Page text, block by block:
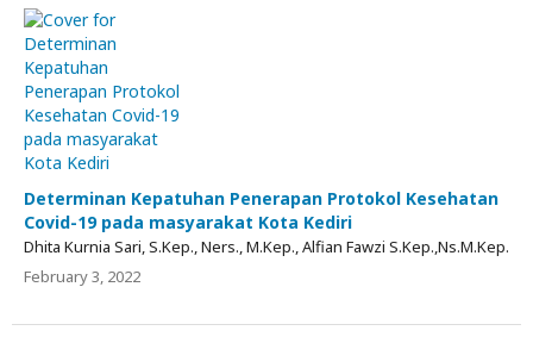
Determinan Kepatuhan Penerapan Protokol Kesehatan
Covid-19 pada masyarakat Kota Kediri
Dhita Kurnia Sari, S.Kep., Ners., M.Kep., Alfian Fawzi S.Kep.,Ns.M.Kep.
February 3, 2022